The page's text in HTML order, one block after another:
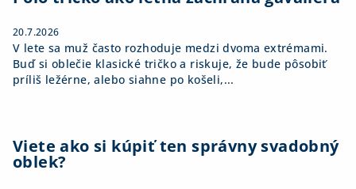
20.7.2026
V lete sa muž často rozhoduje medzi dvoma extrémami.
Buď si oblečie klasické tričko a riskuje, že bude pôsobiť
príliš ležérne, alebo siahne po košeli,...
Viete ako si kúpiť ten správny svadobný
oblek?